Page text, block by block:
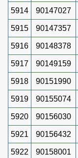
5914 90147027
5915 90147357
5916 90148378
5917 90149159
5918 90151990
5919 90155074
5920 90156030
5921 90156432
5922 90158001